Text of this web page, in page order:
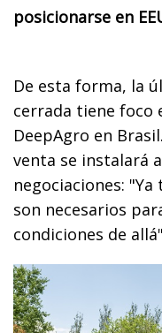
posicionarse en
De esta forma, la
cerrada tiene foco
DeepAgro en
venta se instalará
negociaciones:
son necesarios
condiciones de